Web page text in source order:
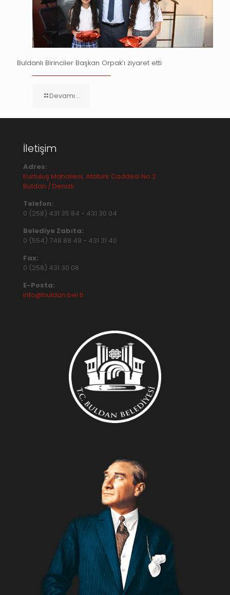
Buldanlı Birinciler Başkan Orpak’ı ziyaret etti
Devamı...
İletişim
Adres:
Kurtuluş Mahallesi, Atatürk Caddesi No:2
Buldan / Denizli
Telefon:
0 (258) 431 35 84 - 431 30 04
Belediye Zabıta:
0 (554) 748 88 49 - 431 31 40
Fax:
0 (258) 431 30 08
E-Posta:
info@buldan.bel.tr